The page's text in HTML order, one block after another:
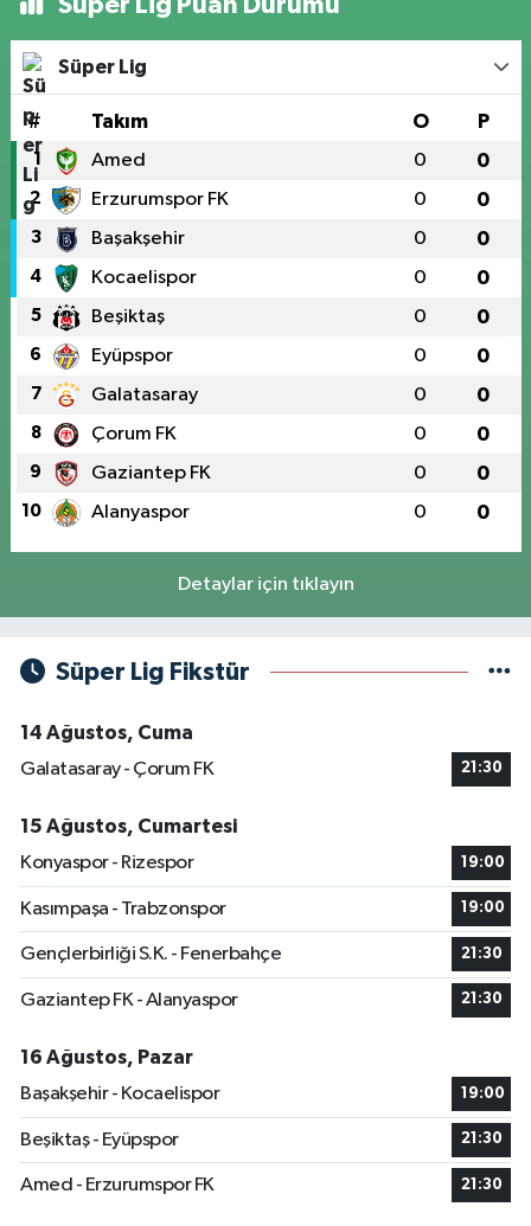
Süper Lig Puan Durumu
Süper Lig
# Takım O P
1 Amed 0 0
2 Erzurumspor FK 0 0
3 Başakşehir 0 0
4 Kocaelispor 0 0
5 Beşiktaş 0 0
6 Eyüpspor 0 0
7 Galatasaray 0 0
8 Çorum FK 0 0
9 Gaziantep FK 0 0
10 Alanyaspor 0 0
Detaylar için tıklayın
Süper Lig Fikstür
14 Ağustos, Cuma
Galatasaray - Çorum FK
21:30
15 Ağustos, Cumartesi
Konyaspor - Rizespor
19:00
Kasımpaşa - Trabzonspor 19:00
Gençlerbirliği S.K. - Fenerbahçe 21:30
Gaziantep FK - Alanyaspor 21:30
16 Ağustos, Pazar
Başakşehir - Kocaelispor
19:00
Beşiktaş - Eyüpspor 21:30
Amed - Erzurumspor FK 21:30